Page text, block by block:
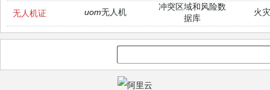
无人机证 uom无人机
冲突区域和风险数
据库
火